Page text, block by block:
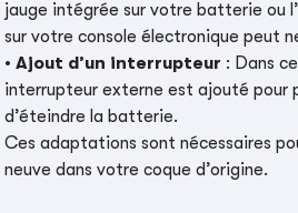
jauge intégrée sur votre batterie ou
sur votre console électronique peut
•Ajout d’un interrupteur : Dans
interrupteur externe est ajouté pour
d’éteindre la batterie.
Ces adaptations sont nécessaires
neuve dans votre coque d’origine.